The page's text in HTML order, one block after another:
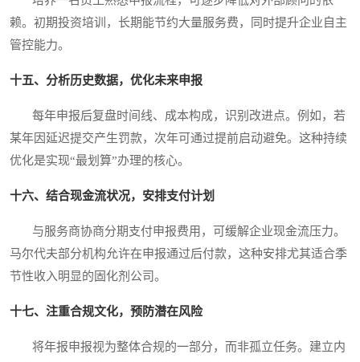
赖。初期投资培训，长期能节约大量服务费，同时提升企业自主
管控能力。
十五、分析历史数据，优化未来申报
每年申报后复盘时间线、成本构成，识别改进点。例如，若
某年因延迟提交产生罚款，次年可通过提前启动避免。这种持续
优化是实现“最划算”办理的核心。
十六、结合现金流状况，安排支付计划
与服务商协商分期支付申报费用，可缓解企业现金流压力。
马尔代夫部分机构允许在申报通过后付款，这种安排尤其适合季
节性收入明显的固化剂公司。
十七、注重合规文化，预防潜在风险
将年报申报视为整体合规的一部分，而非孤立任务。建立内